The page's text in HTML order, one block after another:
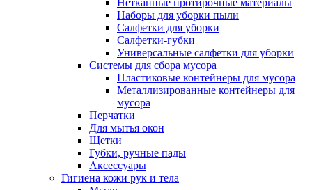
Нетканные протирочные материалы
Наборы для уборки пыли
Салфетки для уборки
Салфетки-губки
Универсальные салфетки для уборки
Системы для сбора мусора
Пластиковые контейнеры для мусора
Металлизированные контейнеры для
мусора
Перчатки
Для мытья окон
Щетки
Губки, ручные пады
Аксессуары
Гигиена кожи рук и тела